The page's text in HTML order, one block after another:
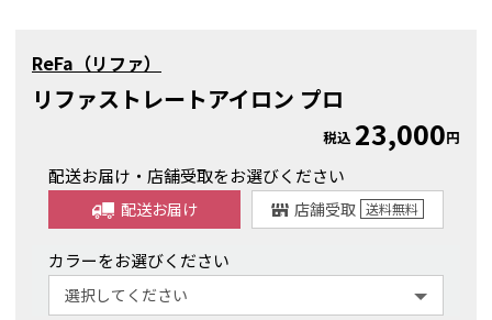
ReFa（リファ）
リファストレートアイロン プロ
税込 23,000円
配送お届け・店舗受取をお選びください
配送お届け 店舗受取 送料無料
カラーをお選びください